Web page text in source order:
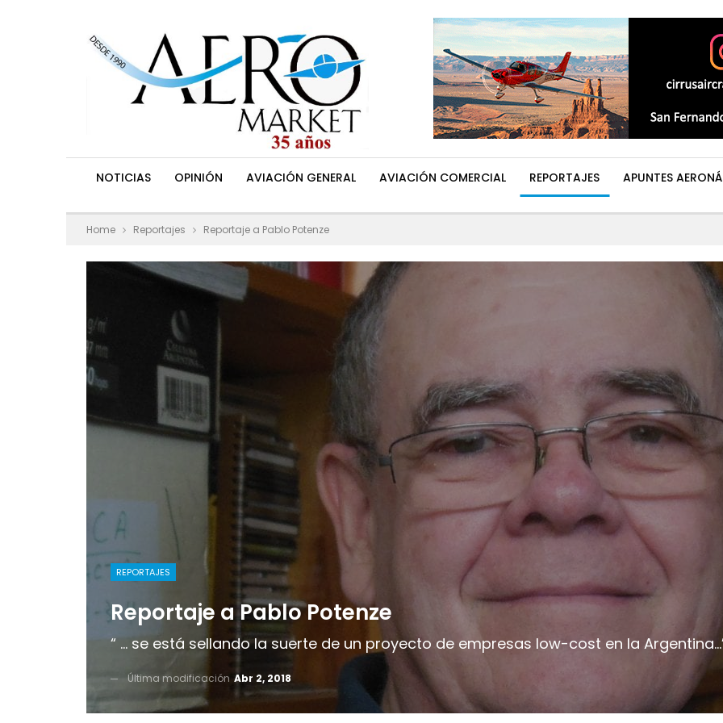
NOTICIAS OPINIÓN AVIACIÓN GENERAL AVIACIÓN COMERCIAL REPORTAJES APUNTES
Home Reportajes Reportaje a Pablo Potenze
REPORTAJES
Reportaje a Pablo Potenze
“ ... se está sellando la suerte de un proyecto de empresas low-cost en la
Última modificación Abr 2, 2018